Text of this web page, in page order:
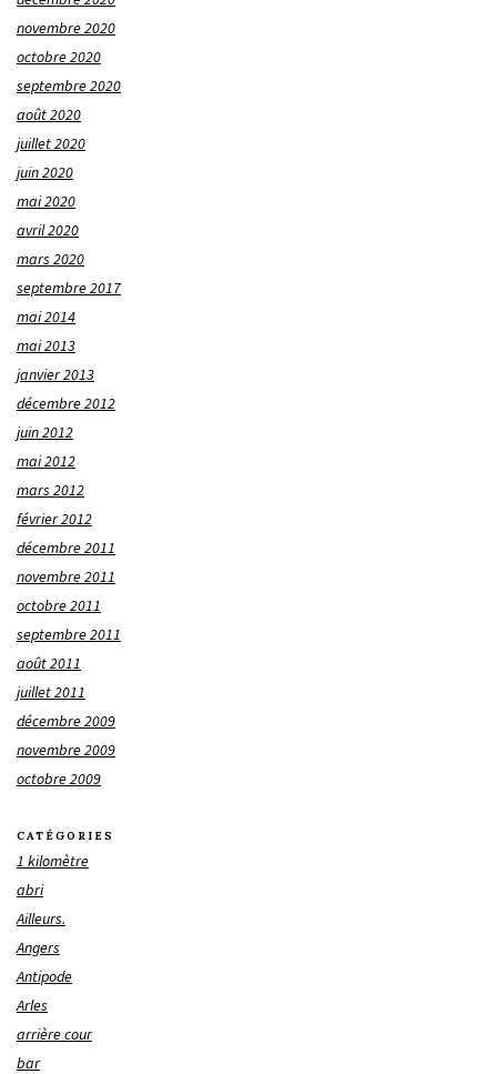
novembre 2020
octobre 2020
septembre 2020
août 2020
juillet 2020
juin 2020
mai 2020
avril 2020
mars 2020
septembre 2017
mai 2014
mai 2013
janvier 2013
décembre 2012
juin 2012
mai 2012
mars 2012
février 2012
décembre 2011
novembre 2011
octobre 2011
septembre 2011
août 2011
juillet 2011
décembre 2009
novembre 2009
octobre 2009
CATÉGORIES
1 kilomètre
abri
Ailleurs.
Angers
Antipode
Arles
arrière cour
bar